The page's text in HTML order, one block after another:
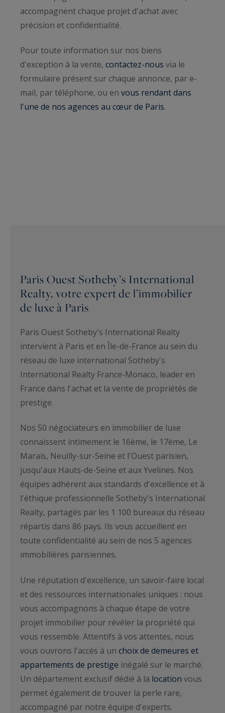
accompagnent chaque projet d'achat avec
précision et confidentialité.
Pour toute information sur nos biens
d'exception à la vente, contactez-nous via le
formulaire présent sur chaque annonce, par e-
mail, par téléphone, ou en vous rendant dans
l'une de nos agences au cœur de Paris.
Paris Ouest Sotheby’s International
Realty, votre expert de l’immobilier
de luxe à Paris
Paris Ouest Sotheby's International Realty
intervient à Paris et en Île-de-France au sein du
réseau de luxe international Sotheby's
International Realty France-Monaco, leader en
France dans l'achat et la vente de propriétés de
prestige.
Nos 50 négociateurs en immobilier de luxe
connaissent intimement le 16ème, le 17ème, Le
Marais, Neuilly-sur-Seine et l'Ouest parisien,
jusqu'aux Hauts-de-Seine et aux Yvelines. Nos
équipes adhèrent aux standards d'excellence et à
l'éthique professionnelle Sotheby's International
Realty, partagés par les 1 100 bureaux du réseau
répartis dans 86 pays. Ils vous accueillent en
toute confidentialité au sein de nos 5 agences
immobilières parisiennes.
Une réputation d'excellence, un savoir-faire local
et des ressources internationales uniques : nous
vous accompagnons à chaque étape de votre
projet immobilier pour révéler la propriété qui
vous ressemble. Attentifs à vos attentes, nous
vous ouvrons l'accès à un choix de demeures et
appartements de prestige inégalé sur le marché.
Un département exclusif dédié à la location vous
permet également de trouver la perle rare,
accompagné par notre équipe d'experts.